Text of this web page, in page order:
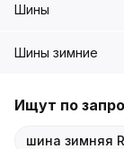
Шины
Шины зимние
Ищут по
шина зимняя